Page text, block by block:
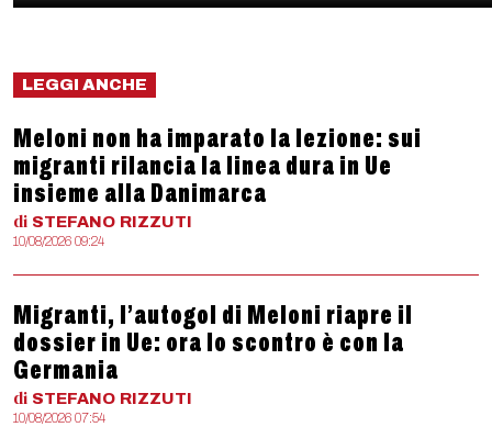
LEGGI ANCHE
Meloni non ha imparato la lezione: sui
migranti rilancia la linea dura in Ue
insieme alla Danimarca
di STEFANO RIZZUTI
10/08/2026 09:24
Migranti, l’autogol di Meloni riapre il
dossier in Ue: ora lo scontro è con la
Germania
di STEFANO RIZZUTI
10/08/2026 07:54